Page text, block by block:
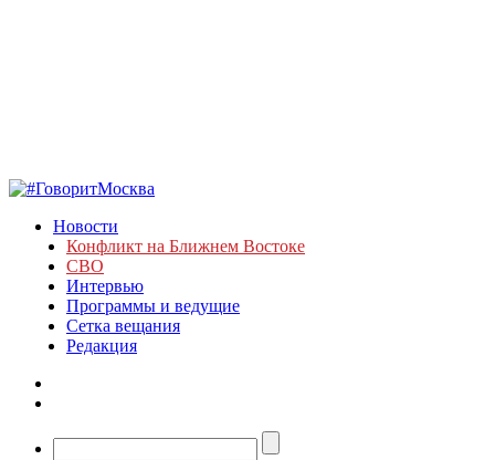
Новости
Конфликт на Ближнем Востоке
СВО
Интервью
Программы и ведущие
Сетка вещания
Редакция